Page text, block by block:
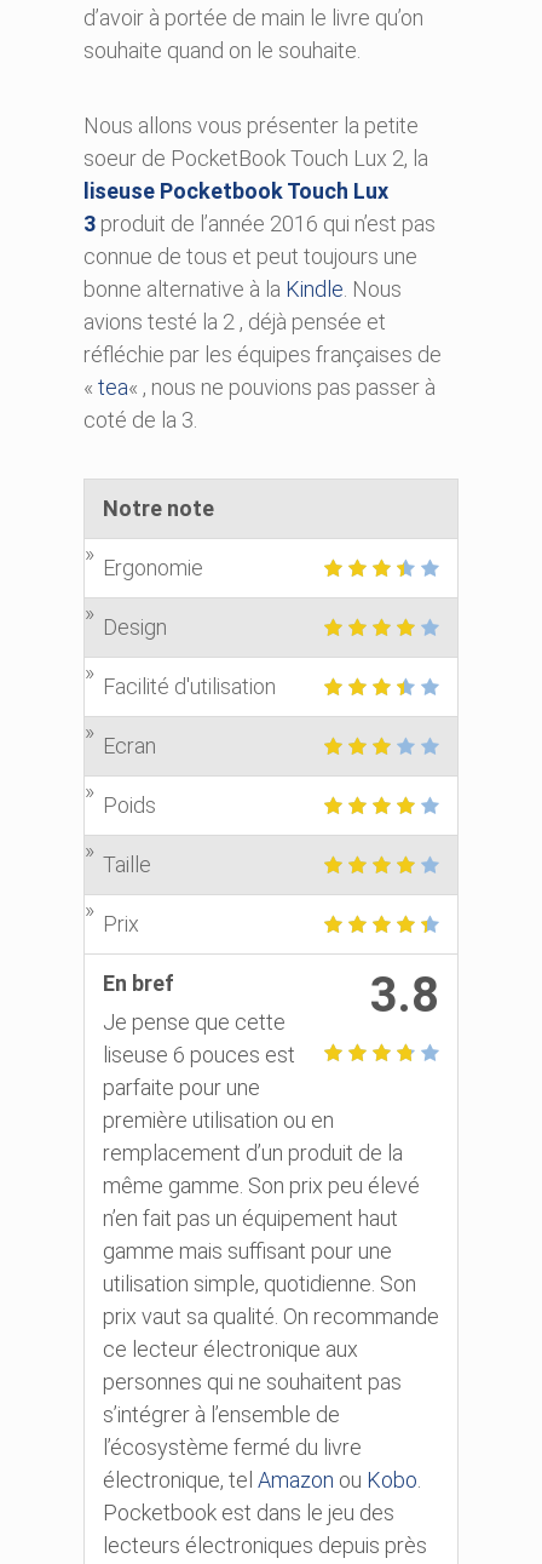
d’avoir à portée de main le livre qu’on
souhaite quand on le souhaite.
Nous allons vous présenter la petite
soeur de PocketBook Touch Lux 2, la
liseuse Pocketbook Touch Lux
3 produit de l’année 2016 qui n’est pas
connue de tous et peut toujours une
bonne alternative à la Kindle . Nous
avions testé la 2 , déjà pensée et
réfléchie par les équipes françaises de
« tea« , nous ne pouvions pas passer à
coté de la 3.
Notre note
Ergonomie
Design
Facilité d'utilisation
Ecran
Poids
Taille
Prix
3.8
En bref
Je pense que cette
liseuse 6 pouces est
parfaite pour une
première utilisation ou en
remplacement d’un produit de la
même gamme. Son prix peu élevé
n’en fait pas un équipement haut
gamme mais suffisant pour une
utilisation simple, quotidienne. Son
prix vaut sa qualité. On recommande
ce lecteur électronique aux
personnes qui ne souhaitent pas
s’intégrer à l’ensemble de
l’écosystème fermé du livre
électronique, tel Amazon ou Kobo
Pocketbook est dans le jeu des
lecteurs électroniques depuis près